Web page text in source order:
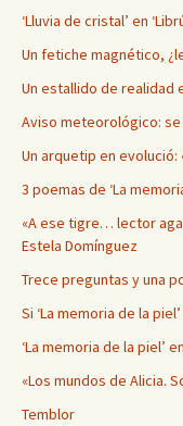
‘Lluvia de cristal’ en
Un fetiche magnético,
Un estallido de realidad
Aviso meteorológico: se
Un arquetip en evolució:
3 poemas de ‘La
«A ese tigre… lector
Estela Domínguez
Trece preguntas y una
Si ‘La memoria de la
‘La memoria de la piel’
«Los mundos de Alicia.
Temblor